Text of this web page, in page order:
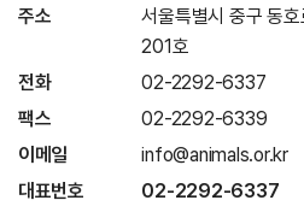
주소
서울특별시 중구 동
201호
전화
02-2292-6337
팩스
02-2292-6339
이메일
info@animals.or.kr
대표번호
02-2292-6337